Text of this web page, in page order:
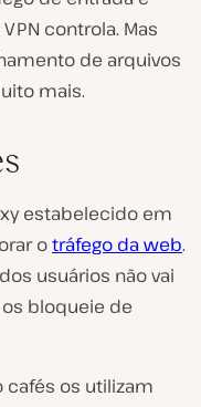
controla. Mas
de arquivos
mais.
estabelecido em
otráfego da web.
usuários não vai
bloqueie de
os utilizam